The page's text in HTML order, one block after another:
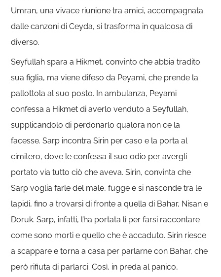
Umran, una vivace riunione tra amici, accompagnata
dalle canzoni di Ceyda, si trasforma in qualcosa di
diverso.
Seyfullah spara a Hikmet, convinto che abbia tradito
sua figlia, ma viene difeso da Peyami, che prende la
pallottola al suo posto. In ambulanza, Peyami
confessa a Hikmet di averlo venduto a Seyfullah,
supplicandolo di perdonarlo qualora non ce la
facesse. Sarp incontra Sirin per caso e la porta al
cimitero, dove le confessa il suo odio per avergli
portato via tutto ciò che aveva. Sirin, convinta che
Sarp voglia farle del male, fugge e si nasconde tra le
lapidi, fino a trovarsi di fronte a quella di Bahar, Nisan e
Doruk. Sarp, infatti, l’ha portata lì per farsi raccontare
come sono morti e quello che è accaduto. Sirin riesce
a scappare e torna a casa per parlarne con Bahar, che
però rifiuta di parlarci. Così, in preda al panico,